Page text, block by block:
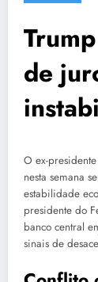
de
O ex-
nesta semana
estabilidade
presidente do
banco central
sinais de